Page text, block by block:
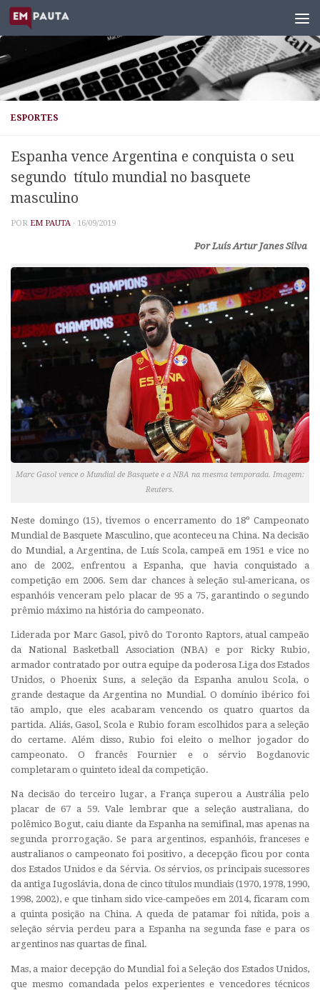
Skip to content
ESPORTES
Espanha‌ ‌vence‌ ‌Argentina‌ ‌e‌ ‌conquista‌ ‌o‌ ‌seu‌
‌segundo‌ ‌ título‌ ‌mundial‌ ‌no‌ ‌basquete‌
‌masculino‌
POR EM PAUTA · 16/09/2019
Por Luís Artur Janes Silva
Marc Gasol vence o Mundial de Basquete e a NBA na mesma temporada. Imagem:
Reuters.
Neste domingo (15), tivemos o encerramento do 18º Campeonato
Mundial de Basquete Masculino, que aconteceu na China. Na decisão
do Mundial, a Argentina, de Luís Scola, campeã em 1951 e vice no
ano de 2002, enfrentou a Espanha, que havia conquistado a
competição em 2006. Sem dar chances à seleção sul-americana, os
espanhóis venceram pelo placar de 95 a 75, garantindo o segundo
prêmio máximo na história do campeonato.
Liderada por Marc Gasol, pivô do Toronto Raptors, atual campeão
da National Basketball Association (NBA) e por Ricky Rubio,
armador contratado por outra equipe da poderosa Liga dos Estados
Unidos, o Phoenix Suns, a seleção da Espanha anulou Scola, o
grande destaque da Argentina no Mundial. O domínio ibérico foi
tão amplo, que eles acabaram vencendo os quatro quartos da
partida. Aliás, Gasol, Scola e Rubio foram escolhidos para a seleção
do certame. Além disso, Rubio foi eleito o melhor jogador do
campeonato. O francês Fournier e o sérvio Bogdanovic
completaram o quinteto ideal da competição.
Na decisão do terceiro lugar, a França superou a Austrália pelo
placar de 67 a 59. Vale lembrar que a seleção australiana, do
polêmico Bogut, caiu diante da Espanha na semifinal, mas apenas na
segunda prorrogação. Se para argentinos, espanhóis, franceses e
australianos o campeonato foi positivo, a decepção ficou por conta
dos Estados Unidos e da Sérvia. Os sérvios, os principais sucessores
da antiga Iugoslávia, dona de cinco títulos mundiais (1970, 1978, 1990,
1998, 2002), e que tinham sido vice-campeões em 2014, ficaram com
a quinta posição na China. A queda de patamar foi nítida, pois a
seleção sérvia perdeu para a Espanha na segunda fase e para os
argentinos nas quartas de final.
Mas, a maior decepção do Mundial foi a Seleção dos Estados Unidos,
que mesmo comandada pelos experientes e vencedores técnicos